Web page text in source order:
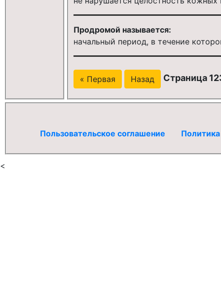
Продромой называется:
начальный период, в течение
« Первая Назад Страница
Пользовательское соглашение
<